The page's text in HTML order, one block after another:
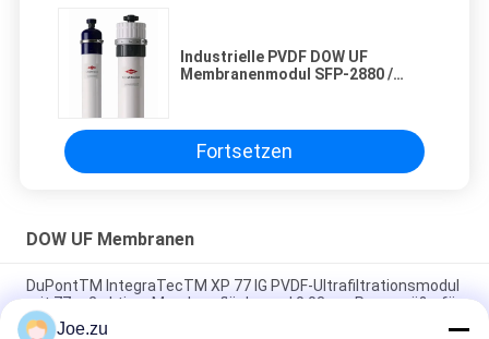
Industrielle PVDF DOW UF
Membranenmodul SFP-2880 /
Fortsetzen
DOW UF Membranen
DuPontTM IntegraTecTM XP 77 IG PVDF-Ultrafiltrationsmodul
mit 77 m2 aktiver Membranfläche und 0,03 μm Porengröße für
die industrielle Wasserbehandlung
Joe.zu